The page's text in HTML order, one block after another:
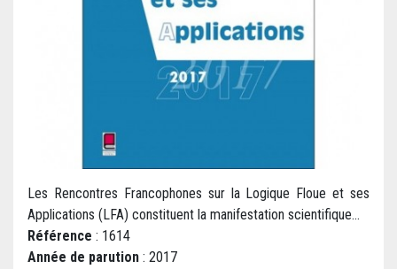
Les Rencontres Francophones sur la Logique Floue et ses
Applications (LFA) constituent la manifestation scientifique...
Référence : 1614
Année de parution : 2017